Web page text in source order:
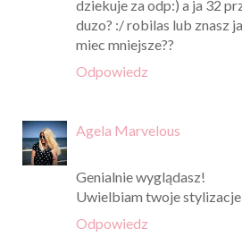
dziekuje za odp:) a ja 32
duzo? :/ robilas lub znasz
miec mniejsze??
Odpowiedz
Agela Marvelous
Genialnie wyglądasz!
Uwielbiam twoje
Odpowiedz